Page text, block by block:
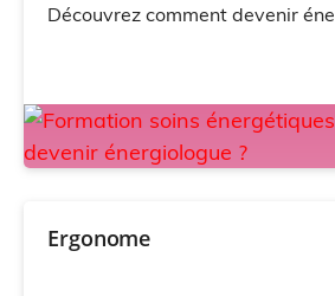
Découvrez comment devenir
Ergonome